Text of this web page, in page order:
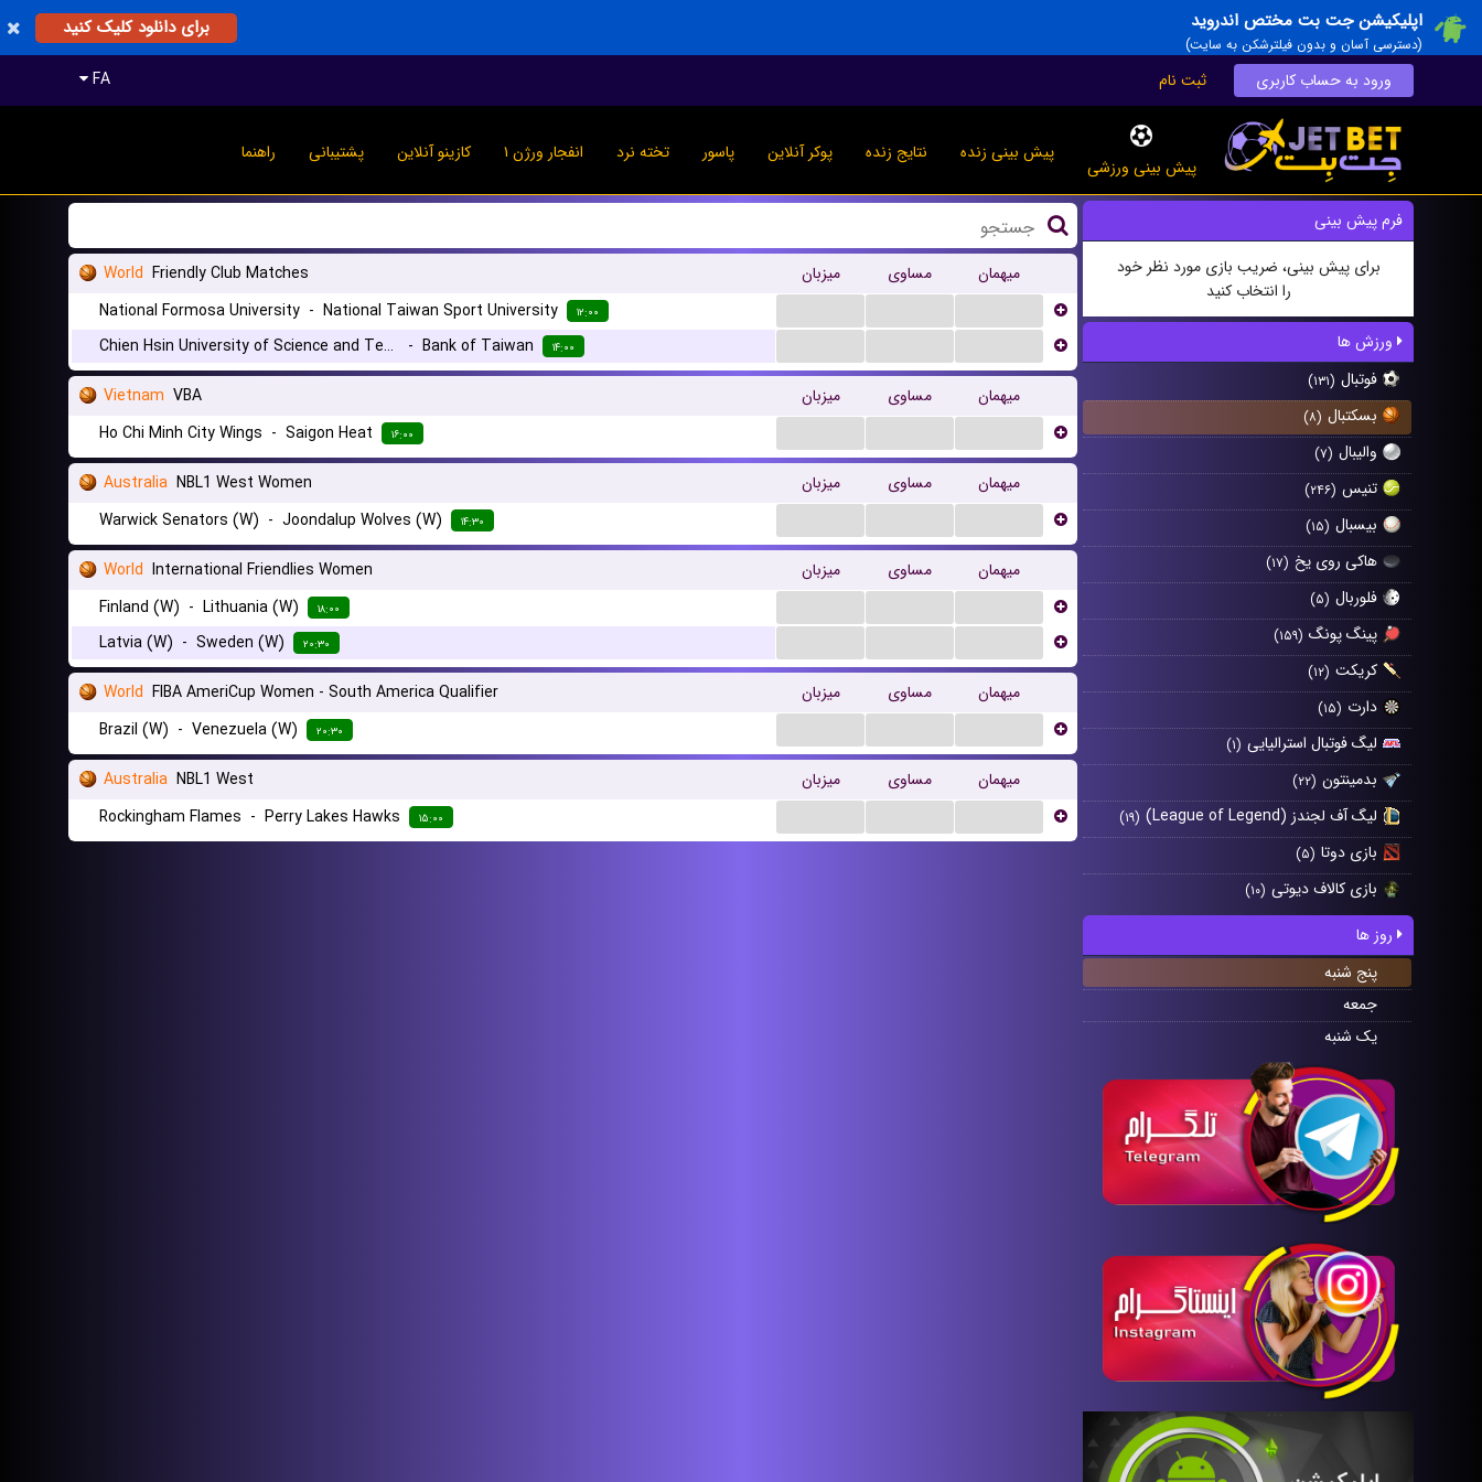
اپلیکیشن جت بت مختص اندروید
(دسترسی آسان و بدون فیلترشکن به سایت)
برای دانلود کلیک کنید
FA ورود به حساب کاربری ثبت نام
پیش بینی ورزشی
پیش بینی زنده نتایج زنده پوکر آنلاین پاسور تخته نرد انفجار ورژن ۱ کازینو آنلاین پشتیبانی راهنما
فرم پیش بینی
برای پیش بینی، ضریب بازی مورد نظر خود
را انتخاب کنید
ورزش ها
فوتبال (۱۳۱)
بسکتبال (۸)
والیبال (۷)
تنیس (۲۴۶)
بیسبال (۱۵)
هاکی روی یخ (۱۷)
فلوربال (۵)
پینگ پونگ (۱۵۹)
کریکت (۱۲)
دارت (۱۵)
لیگ فوتبال استرالیایی (۱)
بدمینتون (۲۲)
لیگ آف لجندز (League of Legend) (۱۹)
بازی دوتا (۵)
بازی کالاف دیوتی (۱۰)
روز ها
پنج شنبه
جمعه
یک شنبه
World Friendly Club Matches میزبان مساوی
میهمان
National Formosa University - National Taiwan Sport University ۱۲:۰۰
Chien Hsin University of Science and Technology
- Bank of Taiwan ۱۴:۰۰
Vietnam VBA میزبان مساوی
میهمان
Ho Chi Minh City Wings - Saigon Heat ۱۶:۰۰
Australia NBL1 West Women میزبان مساوی
میهمان
Warwick Senators (W) - Joondalup Wolves (W) ۱۴:۳۰
World International Friendlies Women میزبان مساوی
میهمان
Finland (W) - Lithuania (W) ۱۸:۰۰
Latvia (W) - Sweden (W) ۲۰:۳۰
World FIBA AmeriCup Women - South America Qualifier میزبان مساوی
میهمان
Brazil (W) - Venezuela (W) ۲۰:۳۰
Australia NBL1 West میزبان مساوی
میهمان
Rockingham Flames - Perry Lakes Hawks ۱۵:۰۰